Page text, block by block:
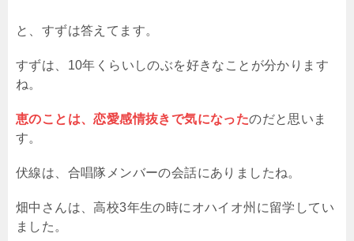
と、すずは答えてます。
すずは、10年くらいしのぶを好きなことが分かります
ね。
恵のことは、恋愛感情抜きで気になったのだと思いま
す。
伏線は、合唱隊メンバーの会話にありましたね。
畑中さんは、高校3年生の時にオハイオ州に留学してい
ました。